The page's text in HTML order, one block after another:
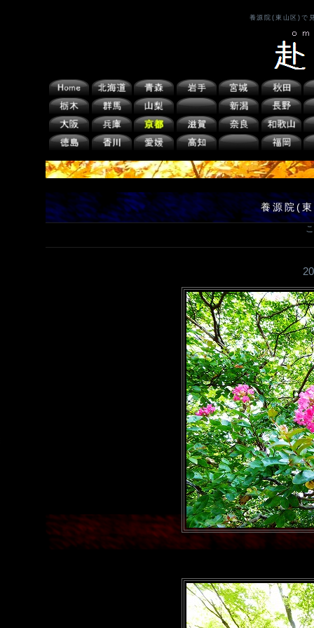
養源院(東山区)で
養源院(